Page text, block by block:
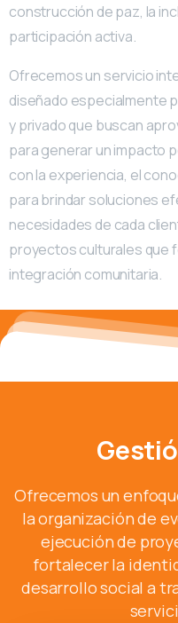
construcción de paz, la
participación activa.
Ofrecemos un servicio
diseñado especialmente
y privado que buscan
para generar un impacto
con la experiencia, el
para brindar soluciones
necesidades de cada
proyectos culturales que
integración comunitaria.
Ofrecemos un
la organización de
ejecución de
fortalecer la
desarrollo social a